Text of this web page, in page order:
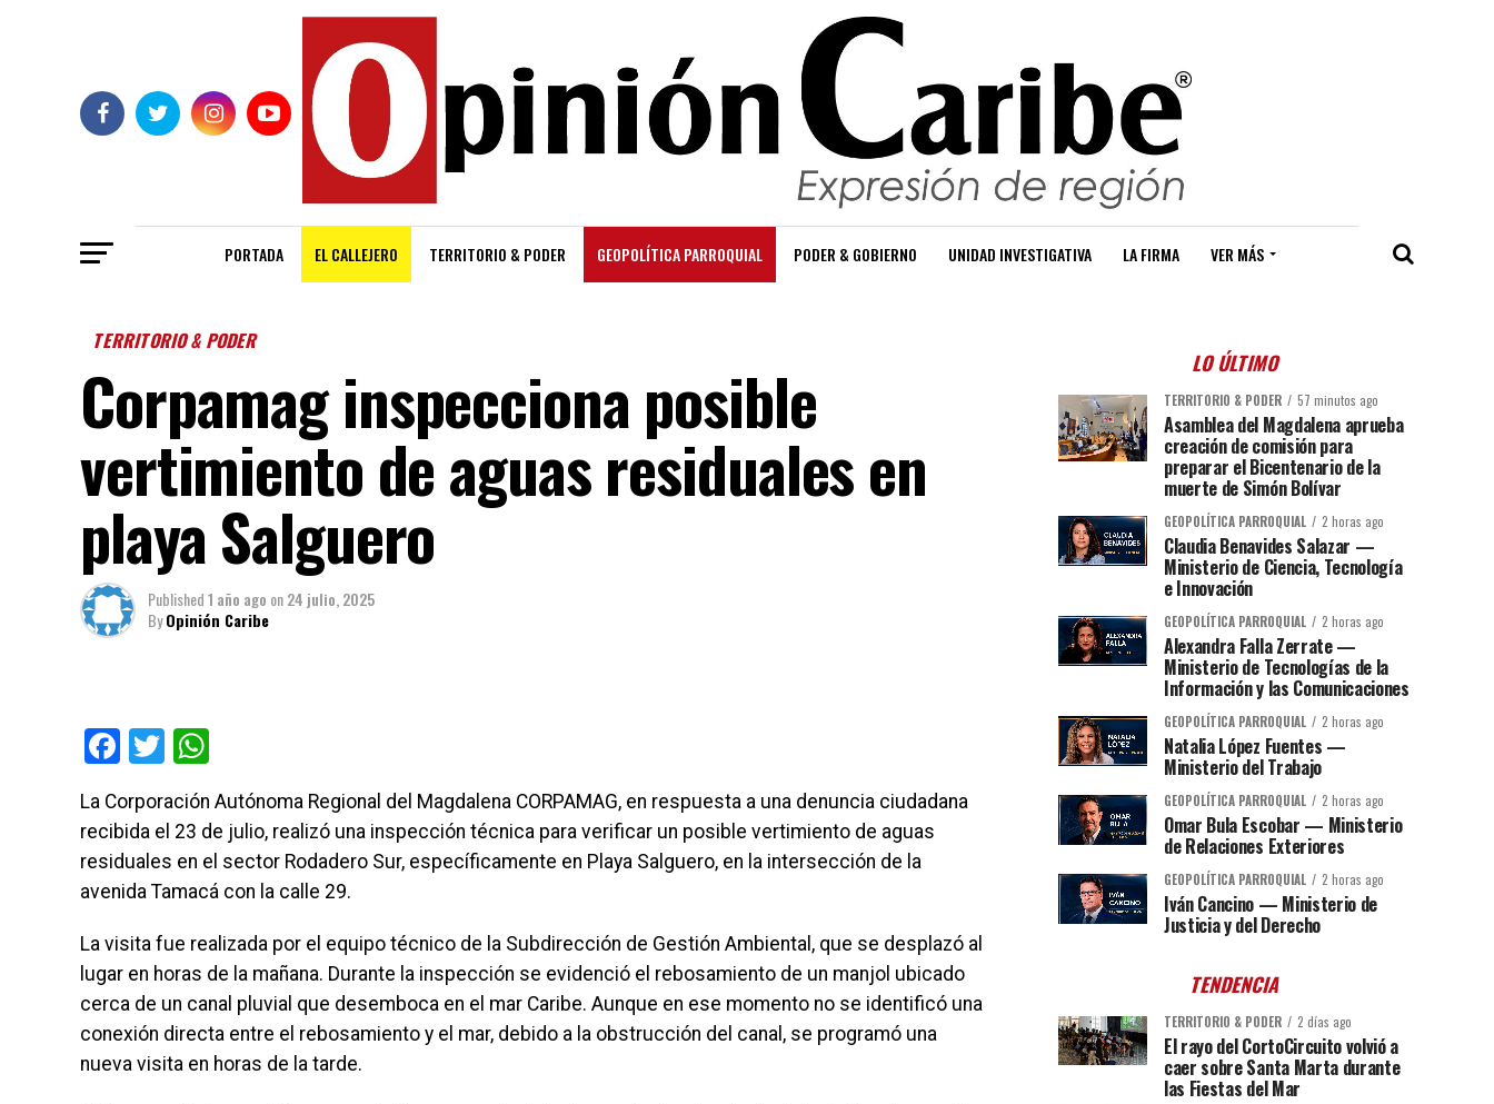
PORTADA EL CALLEJERO TERRITORIO & PODER GEOPOLÍTICA PARROQUIAL PODER & GOBIERNO UNIDAD INVESTIGATIVA LA FIRMA VER MÁS
TERRITORIO & PODER
Corpamag inspecciona posible
vertimiento de aguas residuales en
playa Salguero
Published1 año ago on24 julio, 2025
ByOpinión Caribe
Facebook
Twitter
La Corporación Autónoma Regional del Magdalena CORPAMAG, en respuesta a una denuncia ciudadana
recibida el 23 de julio, realizó una inspección técnica para verificar un posible vertimiento de aguas
residuales en el sector Rodadero Sur, específicamente en Playa Salguero, en la intersección de la
avenida Tamacá con la calle 29.
La visita fue realizada por el equipo técnico de la Subdirección de Gestión Ambiental, que se desplazó al
lugar en horas de la mañana. Durante la inspección se evidenció el rebosamiento de un manjol ubicado
cerca de un canal pluvial que desemboca en el mar Caribe. Aunque en ese momento no se identificó una
conexión directa entre el rebosamiento y el mar, debido a la obstrucción del canal, se programó una
nueva visita en horas de la tarde.
LO ÚLTIMO
TERRITORIO & PODER 57 minutos ago
Asamblea del Magdalena aprueba
creación de comisión para
preparar el Bicentenario de la
muerte de Simón Bolívar
GEOPOLÍTICA PARROQUIAL 2 horas ago
Claudia Benavides Salazar —
Ministerio de Ciencia, Tecnología
e Innovación
GEOPOLÍTICA PARROQUIAL 2 horas ago
Alexandra Falla Zerrate —
Ministerio de Tecnologías de la
Información y las Comunicaciones
GEOPOLÍTICA PARROQUIAL 2 horas ago
Natalia López Fuentes —
Ministerio del Trabajo
GEOPOLÍTICA PARROQUIAL 2 horas ago
Omar Bula Escobar — Ministerio
de Relaciones Exteriores
GEOPOLÍTICA PARROQUIAL 2 horas ago
Iván Cancino — Ministerio de
Justicia y del Derecho
TENDENCIA
TERRITORIO & PODER 2 días ago
El rayo del CortoCircuito volvió a
caer sobre Santa Marta durante
las Fiestas del Mar